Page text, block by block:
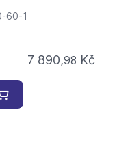
60-1
7 890,98 Kč